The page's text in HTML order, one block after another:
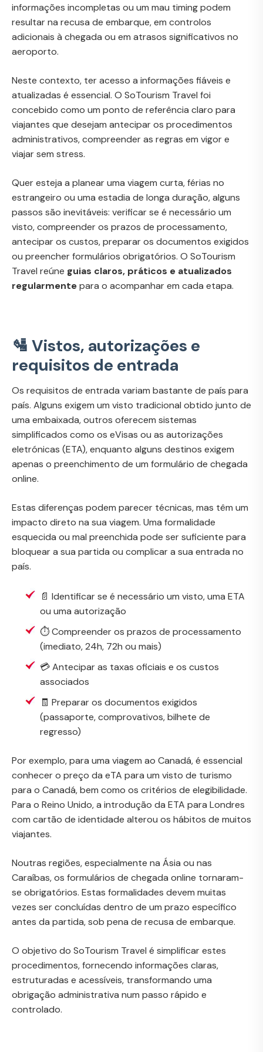
informações incompletas ou um mau timing podem
resultar na recusa de embarque, em controlos
adicionais à chegada ou em atrasos significativos no
aeroporto.
Neste contexto, ter acesso a informações fiáveis e
atualizadas é essencial. O SoTourism Travel foi
concebido como um ponto de referência claro para
viajantes que desejam antecipar os procedimentos
administrativos, compreender as regras em vigor e
viajar sem stress.
Quer esteja a planear uma viagem curta, férias no
estrangeiro ou uma estadia de longa duração, alguns
passos são inevitáveis: verificar se é necessário um
visto, compreender os prazos de processamento,
antecipar os custos, preparar os documentos exigidos
ou preencher formulários obrigatórios. O SoTourism
Travel reúne guias claros, práticos e atualizados
regularmentepara o acompanhar em cada etapa.
🛂 Vistos, autorizações e
requisitos de entrada
Os requisitos de entrada variam bastante de país para
país. Alguns exigem um visto tradicional obtido junto de
uma embaixada, outros oferecem sistemas
simplificados como os eVisas ou as autorizações
eletrónicas (ETA), enquanto alguns destinos exigem
apenas o preenchimento de um formulário de chegada
online.
Estas diferenças podem parecer técnicas, mas têm um
impacto direto na sua viagem. Uma formalidade
esquecida ou mal preenchida pode ser suficiente para
bloquear a sua partida ou complicar a sua entrada no
país.
📄 Identificar se é necessário um visto, uma ETA
ou uma autorização
⏱️ Compreender os prazos de processamento
(imediato, 24h, 72h ou mais)
💳 Antecipar as taxas oficiais e os custos
associados
🧾 Preparar os documentos exigidos
(passaporte, comprovativos, bilhete de
regresso)
Por exemplo, para uma viagem ao Canadá, é essencial
conhecer o preço da eTA para um visto de turismo
para o Canadá, bem como os critérios de elegibilidade.
Para o Reino Unido, a introdução da ETA para Londres
com cartão de identidade alterou os hábitos de muitos
viajantes.
Noutras regiões, especialmente na Ásia ou nas
Caraíbas, os formulários de chegada online tornaram-
se obrigatórios. Estas formalidades devem muitas
vezes ser concluídas dentro de um prazo específico
antes da partida, sob pena de recusa de embarque.
O objetivo do SoTourism Travel é simplificar estes
procedimentos, fornecendo informações claras,
estruturadas e acessíveis, transformando uma
obrigação administrativa num passo rápido e
controlado.